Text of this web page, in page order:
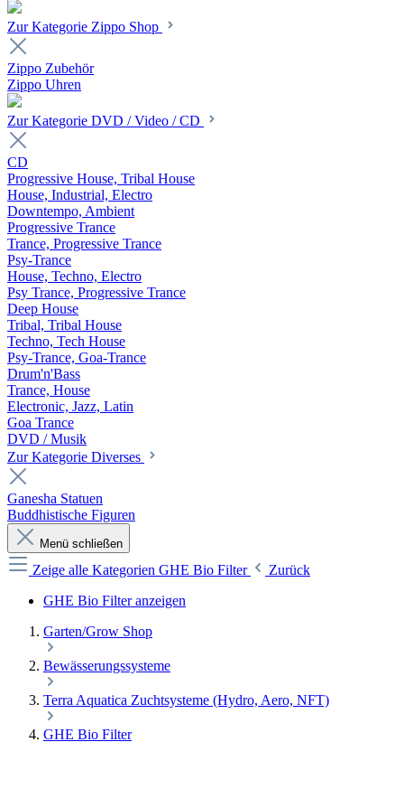
Zur Kategorie Zippo Shop
Zippo Zubehör
Zippo Uhren
Zur Kategorie DVD / Video / CD
CD
Progressive House, Tribal House
House, Industrial, Electro
Downtempo, Ambient
Progressive Trance
Trance, Progressive Trance
Psy-Trance
House, Techno, Electro
Psy Trance, Progressive Trance
Deep House
Tribal, Tribal House
Techno, Tech House
Psy-Trance, Goa-Trance
Drum'n'Bass
Trance, House
Electronic, Jazz, Latin
Goa Trance
DVD / Musik
Zur Kategorie Diverses
Ganesha Statuen
Buddhistische Figuren
Menü schließen
Zeige alle Kategorien GHE Bio Filter
Zurück
GHE Bio Filter anzeigen
Garten/Grow Shop
Bewässerungssysteme
Terra Aquatica Zuchtsysteme (Hydro, Aero, NFT)
GHE Bio Filter